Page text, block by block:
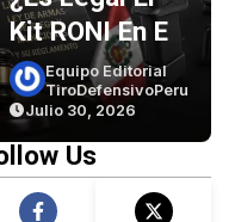
El
Que
Y
Una
Vive
De 2
El
Detrás
Us